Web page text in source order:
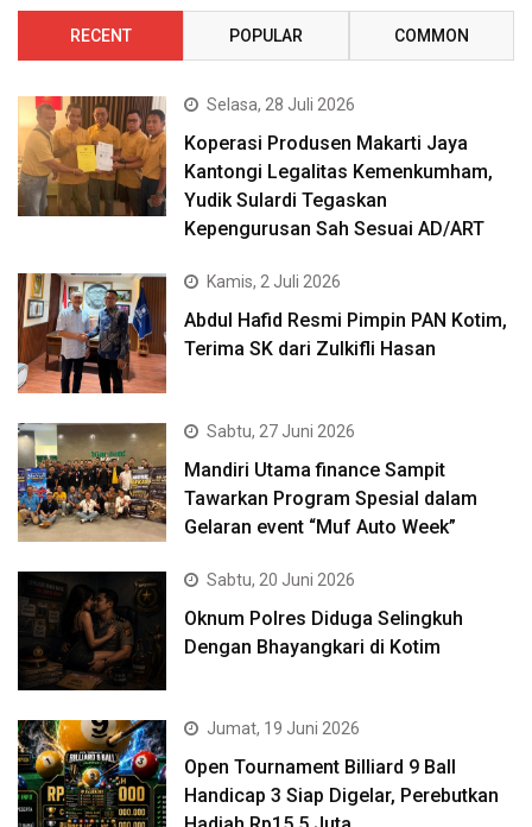
RECENT POPULAR COMMON
Selasa, 28 Juli 2026
Koperasi Produsen Makarti Jaya
Kantongi Legalitas Kemenkumham,
Yudik Sulardi Tegaskan
Kepengurusan Sah Sesuai AD/ART
Kamis, 2 Juli 2026
Abdul Hafid Resmi Pimpin PAN Kotim,
Terima SK dari Zulkifli Hasan
Sabtu, 27 Juni 2026
Mandiri Utama finance Sampit
Tawarkan Program Spesial dalam
Gelaran event “Muf Auto Week”
Sabtu, 20 Juni 2026
Oknum Polres Diduga Selingkuh
Dengan Bhayangkari di Kotim
Jumat, 19 Juni 2026
Open Tournament Billiard 9 Ball
Handicap 3 Siap Digelar, Perebutkan